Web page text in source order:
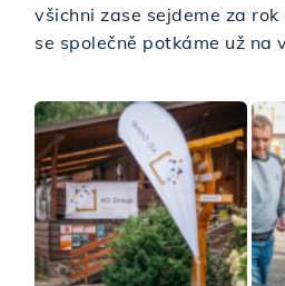
všichni zase sejdeme za
se společně potkáme už na